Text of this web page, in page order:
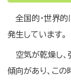
全国的・世界
発生しています。
空気が乾燥し
傾向があり、こ